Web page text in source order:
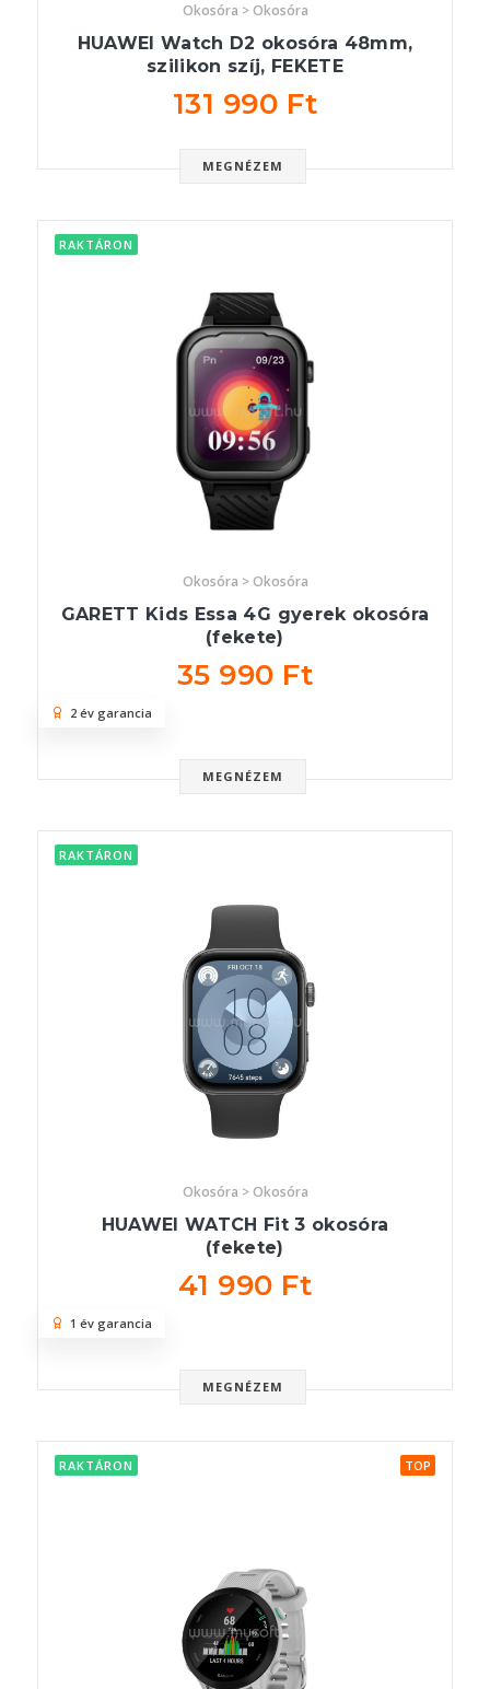
Okosóra > Okosóra
HUAWEI Watch D2 okosóra 48mm,
szilikon szíj, FEKETE
131 990 Ft
MEGNÉZEM
RAKTÁRON
Okosóra > Okosóra
GARETT Kids Essa 4G gyerek okosóra
(fekete)
35 990 Ft
MEGNÉZEM
2 év garancia
RAKTÁRON
Okosóra > Okosóra
HUAWEI WATCH Fit 3 okosóra
(fekete)
41 990 Ft
MEGNÉZEM
1 év garancia
RAKTÁRON TOP